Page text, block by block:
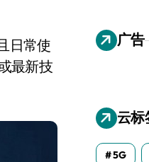
日常使
最新技
广告
云标
5G